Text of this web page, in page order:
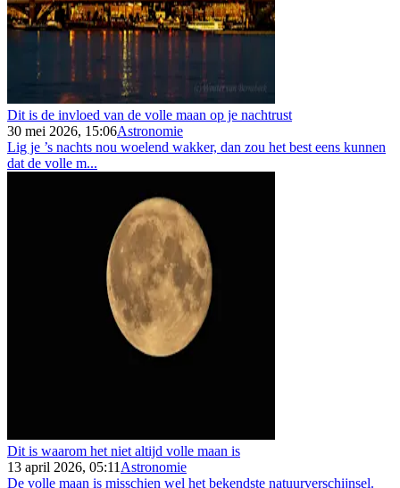
Dit is de invloed van de volle maan op je nachtrust
30 mei 2026, 15:06Astronomie
Lig je ’s nachts nou woelend wakker, dan zou het best eens kunnen
dat de volle m...
Dit is waarom het niet altijd volle maan is
13 april 2026, 05:11 Astronomie
De volle maan is misschien wel het bekendste natuurverschijnsel.